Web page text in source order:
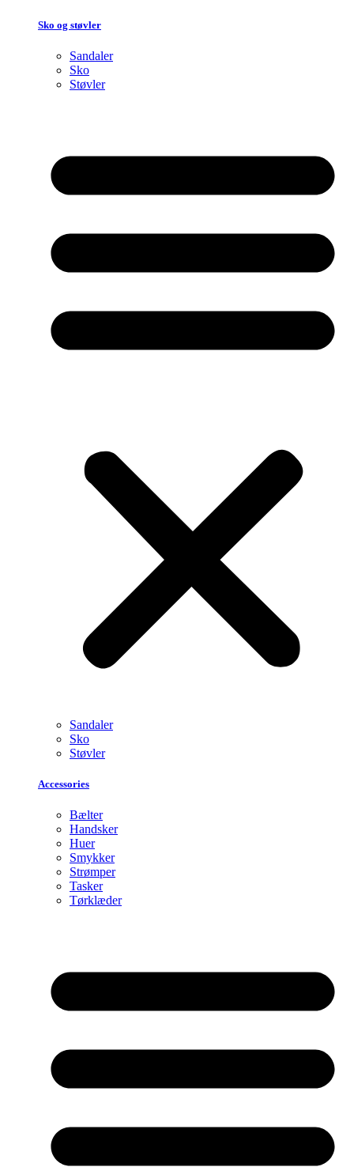
Sko og støvler
Sandaler
Sko
Støvler
Sandaler
Sko
Støvler
Accessories
Bælter
Handsker
Huer
Smykker
Strømper
Tasker
Tørklæder